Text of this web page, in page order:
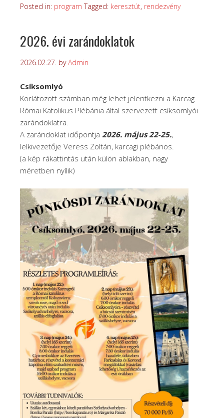
Posted in: program Tagged: keresztút, rendezvény
2026. évi zarándoklatok
2026.02.27. byAdmin
Csíksomlyó
Korlátozott számban még lehet jelentkezni a Karcag
Római Katolikus Plébánia által szervezett csíksomlyói
zarándoklatra.
A zarándoklat időpontja 2026. május 22-25.,
lelkivezetője Veress Zoltán, karcagi plébános.
(a kép rákattintás után külön ablakban, nagy
méretben nyílik)